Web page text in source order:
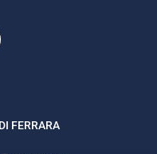
FERRARA